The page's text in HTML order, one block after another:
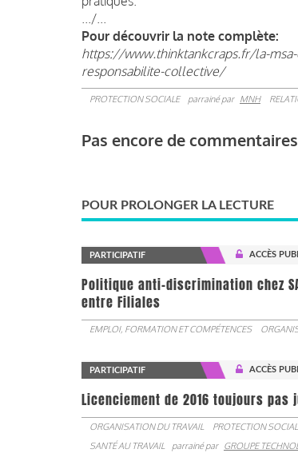
.../...
Pour découvrir la note complète:
https://www.thinktankcraps.fr/la-
responsabilite-collective/
PROTECTION SOCIALE parrainé par MNH
Pas encore de commentaires
POUR PROLONGER LA LECTURE
PARTICIPATIF ACCÈS
Politique anti-discrimination chez
entre Filiales
EMPLOI, FORMATION ET COMPÉTENCES
PARTICIPATIF ACCÈS
Licenciement de 2016 toujours pas
ORGANISATION DU TRAVAIL PROTECTION
SANTÉ AU TRAVAIL
parrainé par GROUPE